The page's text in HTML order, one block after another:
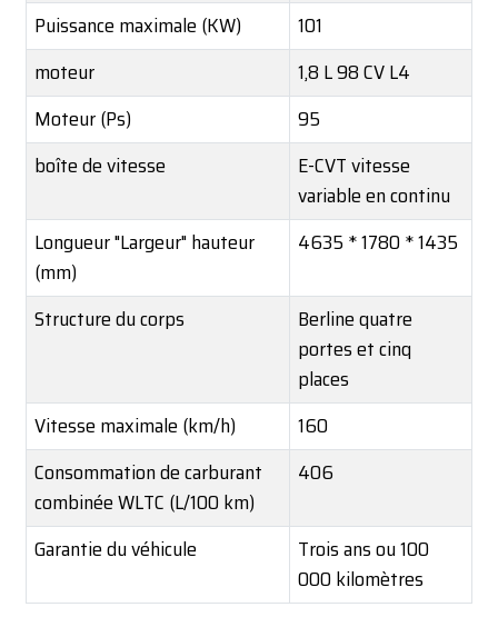
Puissance maximale (KW)
101
moteur
1,8 L 98 CV L4
Moteur (Ps)
95
boîte de vitesse
E-CVT vitesse
variable en continu
Longueur "Largeur" ​​hauteur
(mm)
4635 * 1780 * 1435
Structure du corps
Berline quatre
portes et cinq
places
Vitesse maximale (km/h)
160
Consommation de carburant
combinée WLTC (L/100 km)
406
Garantie du véhicule
Trois ans ou 100
000 kilomètres